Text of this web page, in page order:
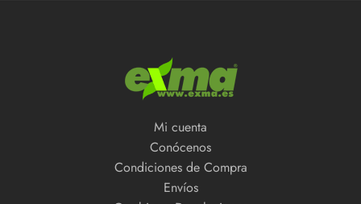
Mi cuenta
Conócenos
Condiciones de Compra
Envíos